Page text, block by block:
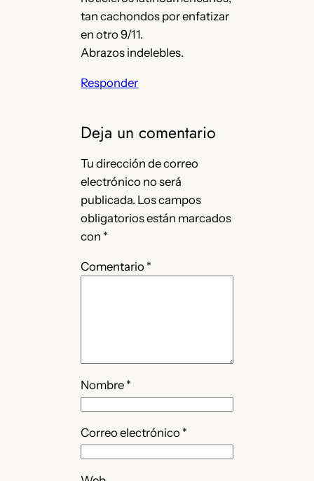
tan cachondos por enfatizar
en otro 9/11.
Abrazos indelebles.
Responder
Deja un comentario
Tu dirección de correo
electrónico no será
publicada. Los campos
obligatorios están marcados
con *
Comentario *
Nombre *
Correo electrónico *